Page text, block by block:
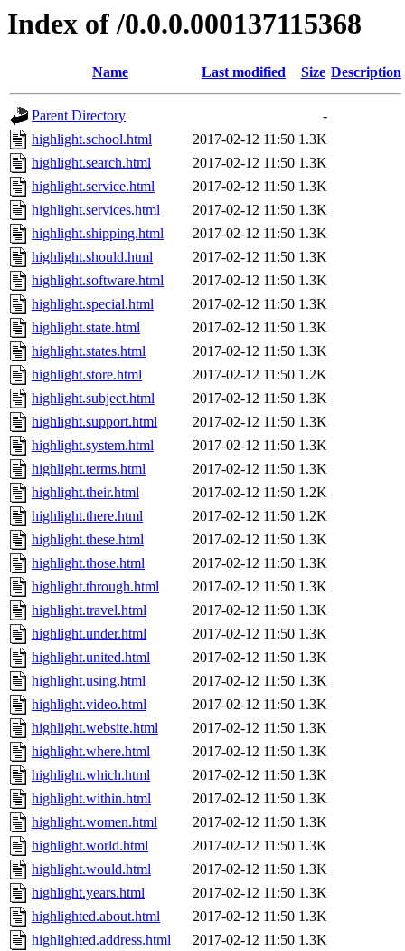
Index of /0.0.0.000137115368
Name Last modified Size Description
Parent Directory
-
highlight.school.html
2017-02-12 11:50 1.3K
highlight.search.html
2017-02-12 11:50 1.3K
highlight.service.html
2017-02-12 11:50 1.3K
highlight.services.html
2017-02-12 11:50 1.3K
highlight.shipping.html
2017-02-12 11:50 1.3K
highlight.should.html
2017-02-12 11:50 1.3K
highlight.software.html
2017-02-12 11:50 1.3K
highlight.special.html
2017-02-12 11:50 1.3K
highlight.state.html
2017-02-12 11:50 1.3K
highlight.states.html
2017-02-12 11:50 1.3K
highlight.store.html
2017-02-12 11:50 1.2K
highlight.subject.html
2017-02-12 11:50 1.3K
highlight.support.html
2017-02-12 11:50 1.3K
highlight.system.html
2017-02-12 11:50 1.3K
highlight.terms.html
2017-02-12 11:50 1.3K
highlight.their.html
2017-02-12 11:50 1.2K
highlight.there.html
2017-02-12 11:50 1.2K
highlight.these.html
2017-02-12 11:50 1.3K
highlight.those.html
2017-02-12 11:50 1.3K
highlight.through.html
2017-02-12 11:50 1.3K
highlight.travel.html
2017-02-12 11:50 1.3K
highlight.under.html
2017-02-12 11:50 1.3K
highlight.united.html
2017-02-12 11:50 1.3K
highlight.using.html
2017-02-12 11:50 1.3K
highlight.video.html
2017-02-12 11:50 1.3K
highlight.website.html
2017-02-12 11:50 1.3K
highlight.where.html
2017-02-12 11:50 1.3K
highlight.which.html
2017-02-12 11:50 1.3K
highlight.within.html
2017-02-12 11:50 1.3K
highlight.women.html
2017-02-12 11:50 1.3K
highlight.world.html
2017-02-12 11:50 1.3K
highlight.would.html
2017-02-12 11:50 1.3K
highlight.years.html
2017-02-12 11:50 1.3K
highlighted.about.html
2017-02-12 11:50 1.3K
highlighted.address.html
2017-02-12 11:50 1.3K